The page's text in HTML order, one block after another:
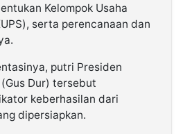
Kelompok Usaha
serta perencanaan dan
putri Presiden
Dur) tersebut
keberhasilan dari
dipersiapkan.